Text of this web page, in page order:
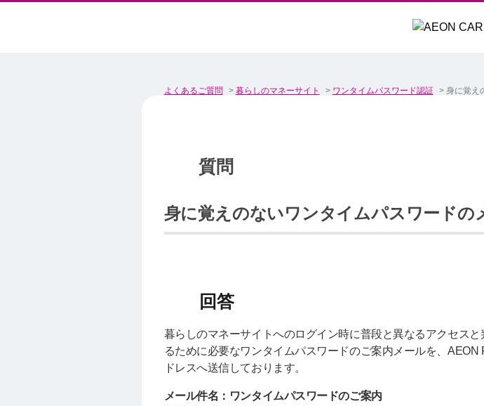
よくあるご質問 > 暮らしのマネーサイト > ワンタイムパスワード認証 > 身に覚え
身に覚えのないワンタイムパスワードの
暮らしのマネーサイトへのログイン時に普段と異なるアクセス
るために必要なワンタイムパスワードのご案内メールを、
ドレスへ送信しております。
メール件名：ワンタイムパスワードのご案内